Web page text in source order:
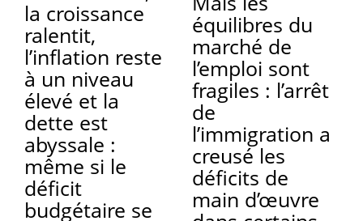
la croissance
ralentit,
l’inflation reste
à un niveau
élevé et la
dette est
abyssale :
même si le
déficit
budgétaire se
équilibres du
marché de
l’emploi sont
fragiles : l’arrêt
de
l’immigration a
creusé les
déficits de
main d’œuvre